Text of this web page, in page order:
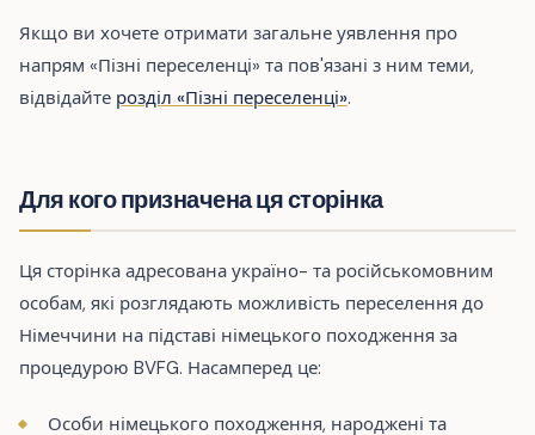
Якщо ви хочете отримати загальне уявлення про
напрям «Пізні переселенці» та пов'язані з ним теми,
відвідайте розділ «Пізні переселенці».
Для кого призначена ця сторінка
Ця сторінка адресована україно- та російськомовним
особам, які розглядають можливість переселення до
Німеччини на підставі німецького походження за
процедурою BVFG. Насамперед це:
Особи німецького походження, народжені та